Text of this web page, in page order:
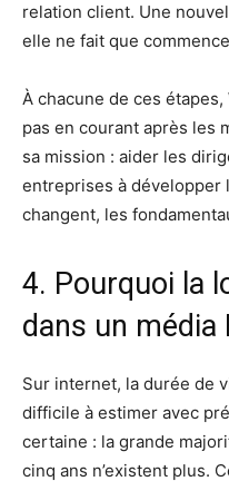
relation client. Une
elle ne fait que
À chacune de ces étapes,
pas en courant après les
sa mission : aider les
entreprises à développer
changent, les
4. Pourquoi la
dans un média
Sur internet, la durée de
difficile à estimer avec
certaine : la grande
cinq ans n’existent plus.